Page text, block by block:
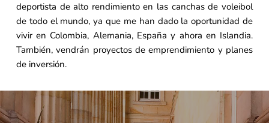
deportista de alto rendimiento en las canchas de voleibol
de todo el mundo, ya que me han dado la oportunidad de
vivir en Colombia, Alemania, España y ahora en Islandia.
También, vendrán proyectos de emprendimiento y planes
de inversión.